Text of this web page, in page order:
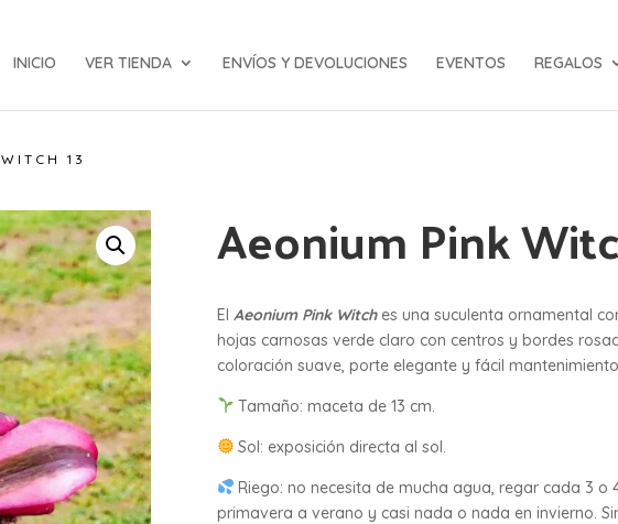
INICIO VER TIENDA ENVÍOS Y DEVOLUCIONES EVENTOS REGALOS
13
Aeonium Pink
El Aeonium Pink Witch es una suculenta ornamental
hojas carnosas verde claro con centros y bordes
coloración suave, porte elegante y fácil mantenimiento.
Tamaño: maceta de 13 cm.
Sol: exposición directa al sol.
Riego: no necesita de mucha agua, regar cada 3 o
primavera a verano y casi nada o nada en invierno.